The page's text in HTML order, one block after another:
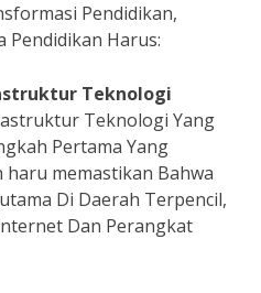
Pendidikan,
Pendidikan Harus:
Teknologi
Teknologi Yang
Pertama Yang
haru memastikan Bahwa
Di Daerah Terpencil,
Dan Perangkat